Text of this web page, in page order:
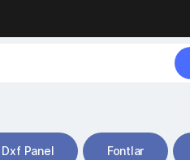
Dxf Panel Fontlar